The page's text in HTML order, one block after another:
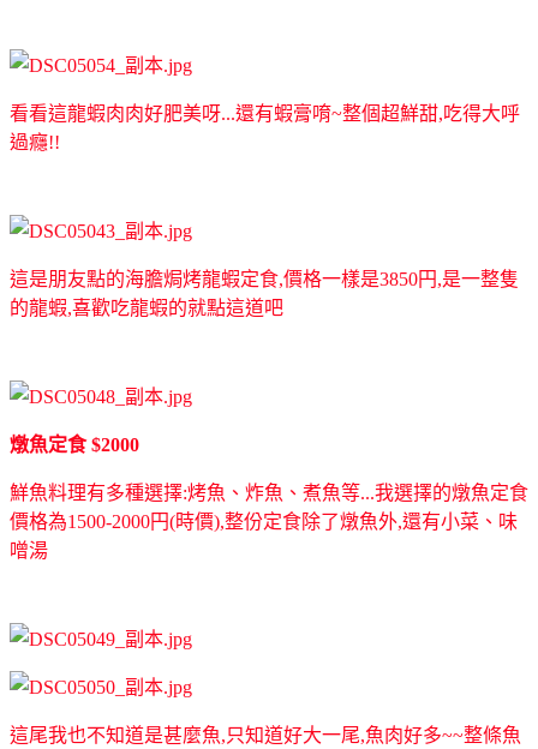
看看這龍蝦肉肉好肥美呀...還有蝦膏唷~整個超鮮甜,吃得大呼
過癮!!
這是朋友點的海膽焗烤龍蝦定食,價格一樣是3850円,是一整隻
的龍蝦,喜歡吃龍蝦的就點這道吧
燉魚定食 $2000
鮮魚料理有多種選擇:烤魚、炸魚、煮魚等...我選擇的燉魚定食
價格為1500-2000円(時價),整份定食除了燉魚外,還有小菜、味
噌湯
這尾我也不知道是甚麼魚,只知道好大一尾,魚肉好多~~整條魚